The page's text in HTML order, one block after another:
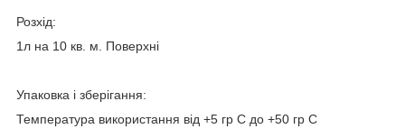
Розхід:
1л на 10 кв. м. Поверхні
Упаковка і зберігання:
Температура використання від +5 гр С до +50 гр С